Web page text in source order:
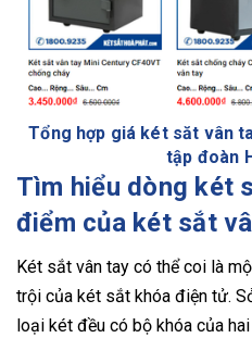
Tổng hợp giá két săt vân
tập đoàn
Tìm hiểu dòng két
điểm của két sắt
Két sắt vân tay có thể coi là
trội của két sắt khóa điện tử.
loại két đều có bộ khóa của